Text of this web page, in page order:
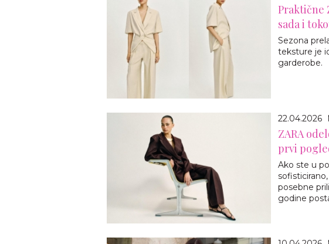
Praktične
sada i
Sezona
teksture je
garderobe.
22.04.2026
ZARA
prvi
Ako ste u
posebne
godine